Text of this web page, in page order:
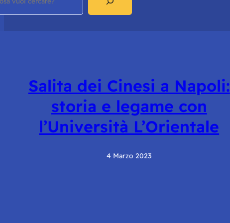
Salita dei Cinesi a Napoli:
storia e legame con
l’Università L’Orientale
4 Marzo 2023